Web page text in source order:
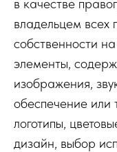
в качестве
владельцем
собственности
элементы,
изображения,
обеспечение или
логотипы,
дизайн, выбор